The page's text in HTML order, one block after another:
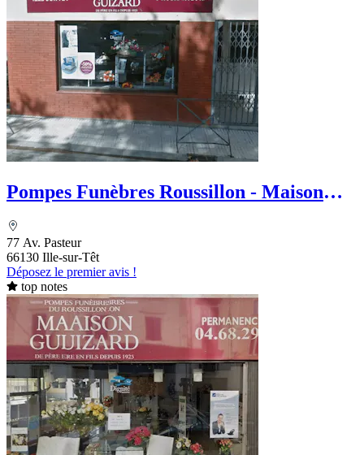
Pompes Funèbres Roussillon - Maison
77 Av. Pasteur
66130 Ille-sur-Têt
Déposez le premier avis !
top notes